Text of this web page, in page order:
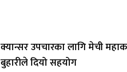
क्यान्सर उपचारका लागि मेची
बुहारीले दियो सहयोग